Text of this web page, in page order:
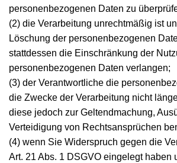
personenbezogenen Daten zu
(2) die Verarbeitung unrechtmäßig ist
Löschung der personenbezogenen
stattdessen die Einschränkung der
personenbezogenen Daten verlangen;
(3) der Verantwortliche die
die Zwecke der Verarbeitung nicht
diese jedoch zur Geltendmachung,
Verteidigung von Rechtsansprüchen
(4) wenn Sie Widerspruch gegen die
Art. 21 Abs. 1 DSGVO eingelegt haben